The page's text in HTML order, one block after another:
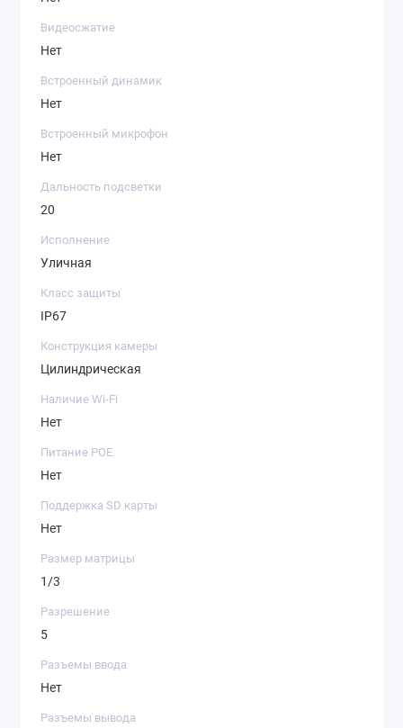
Видеосжатие
Нет
Встроенный динамик
Нет
Встроенный микрофон
Нет
Дальность подсветки
20
Исполнение
Уличная
Класс защиты
IP67
Конструкция камеры
Цилиндрическая
Наличие Wi-Fi
Нет
Питание POE
Нет
Поддержка SD карты
Нет
Размер матрицы
1/3
Разрешение
5
Разъемы ввода
Нет
Разъемы вывода